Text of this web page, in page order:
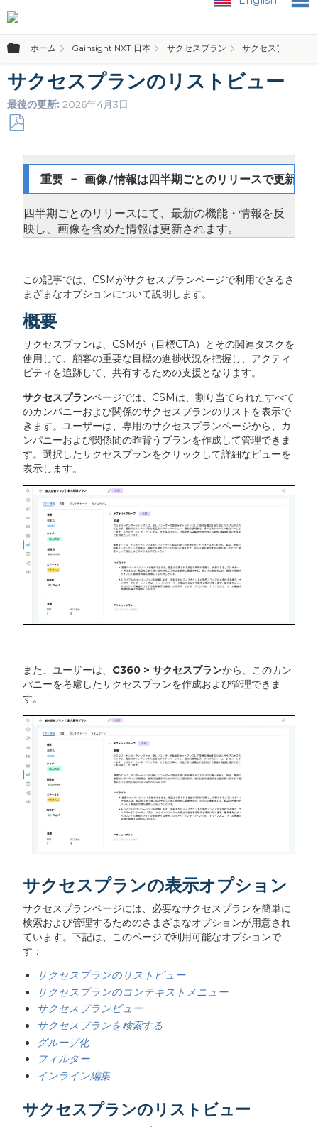
グローバル階層を展開/折りたたむ
ホーム Gainsight NXT 日本 サクセスプラン サクセスプラン
サクセスプランのリストビュー
最後の更新 2026年4月3日
重要 - 画像/情報は四半期ごとのリリースで更新さ
四半期ごとのリリースにて、最新の機能・情報を反
映し、画像を含めた情報は更新されます。
この記事では、CSMがサクセスプランページで利用できるさ
まざまなオプションについて説明します。
概要
サクセスプランは、CSMが（目標CTA）とその関連タスクを
使用して、顧客の重要な目標の進捗状況を把握し、アクティ
ビティを追跡して、共有するための支援となります。
サクセスプランページでは、CSMは、割り当てられたすべて
のカンパニーおよび関係のサクセスプランのリストを表示で
きます。ユーザーは、専用のサクセスプランページから、カ
ンパニーおよび関係間の昨背うプランを作成して管理できま
す。選択したサクセスプランをクリックして詳細なビューを
表示します。
また、ユーザーは、 C360 > サクセスプランから、このカン
パニーを考慮したサクセスプランを作成および管理できま
す。
サクセスプランの表示オプション
サクセスプランページには、必要なサクセスプランを簡単に
検索および管理するためのさまざまなオプションが用意され
ています。下記は、このページで利用可能なオプションで
す：
サクセスプランのリストビュー
サクセスプランのコンテキストメニュー
サクセスプランビュー
サクセスプランを検索する
グループ化
フィルター
インライン編集
サクセスプランのリストビュー